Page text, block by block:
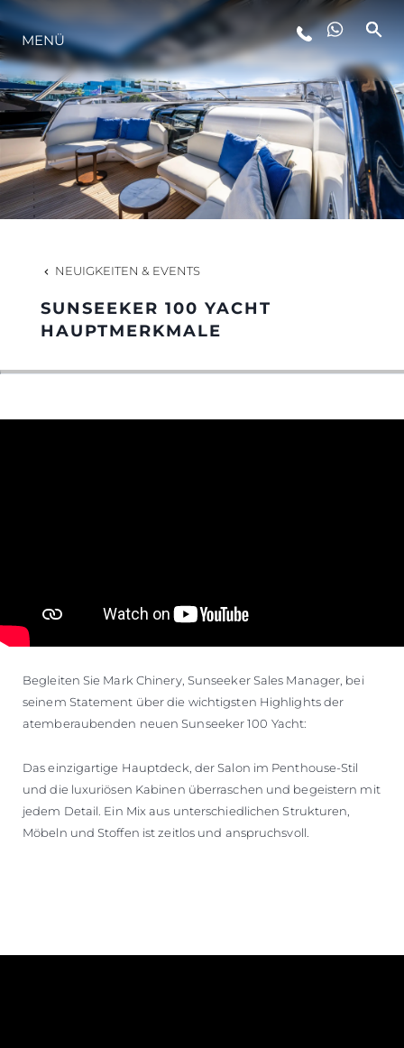
LIFESTYLE
INNOVATION
DIE FIRMA
DAS TEAM
GESCHICHTE
MENÜ
NEUIGKEITEN & EVENTS
SUNSEEKER 100 YACHT
HAUPTMERKMALE
Begleiten Sie Mark Chinery, Sunseeker Sales Manager, bei
seinem Statement über die wichtigsten Highlights der
atemberaubenden neuen Sunseeker 100 Yacht:
Das einzigartige Hauptdeck, der Salon im Penthouse-Stil
und die luxuriösen Kabinen überraschen und begeistern mit
jedem Detail. Ein Mix aus unterschiedlichen Strukturen,
Möbeln und Stoffen ist zeitlos und anspruchsvoll.